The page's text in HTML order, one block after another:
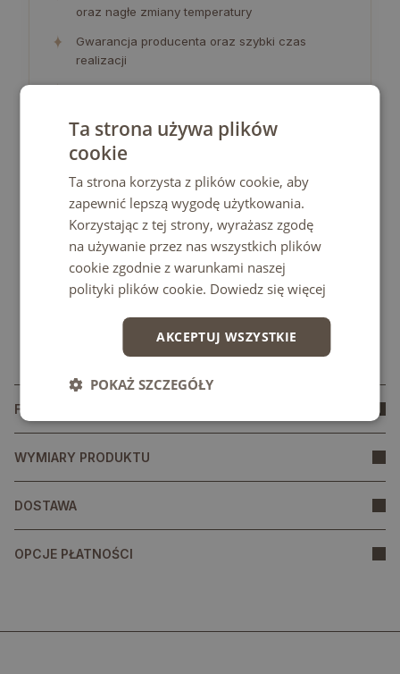
oraz nagłe zmiany temperatury
✦
Gwarancja producenta oraz szybki czas
realizacji
✦ Blat wyprodukowany w Polsce
FAQ
WYMIARY PRODUKTU
DOSTAWA
OPCJE PŁATNOŚCI
Ta strona używa plików
cookie
Ta strona korzysta z plików cookie, aby
zapewnić lepszą wygodę użytkowania.
Korzystając z tej strony, wyrażasz zgodę
na używanie przez nas wszystkich plików
cookie zgodnie z warunkami naszej
polityki plików cookie. Dowiedz się więcej
AKCEPTUJ WSZYSTKIE
POKAŻ SZCZEGÓŁY